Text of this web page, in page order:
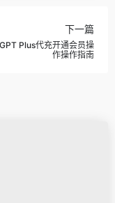
下一篇
Plus代充开通会员操
作操作指南